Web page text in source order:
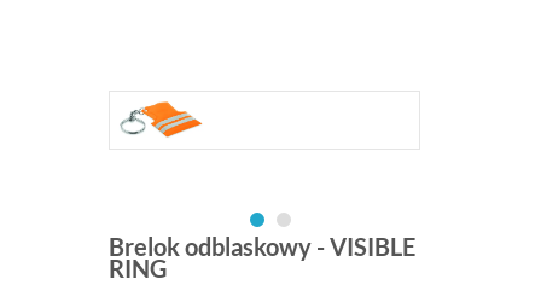
Brelok odblaskowy - VISIBLE
RING